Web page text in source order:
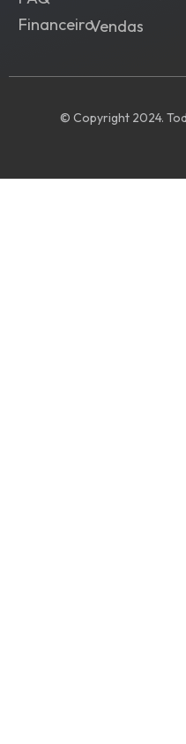
FinanceiroVendas
© Copyright 2024.